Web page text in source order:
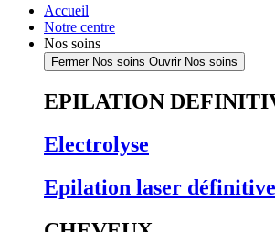
Accueil
Notre centre
Nos soins
Fermer Nos soins Ouvrir Nos soins
EPILATION
Electrolyse
Epilation laser définitive